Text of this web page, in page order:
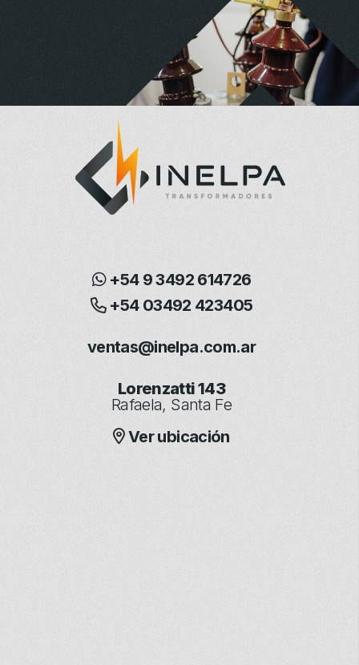
+54 9 3492 614726
+54 03492 423405
ventas@inelpa.com.ar
Lorenzatti 143
Rafaela, Santa Fe
Ver ubicación